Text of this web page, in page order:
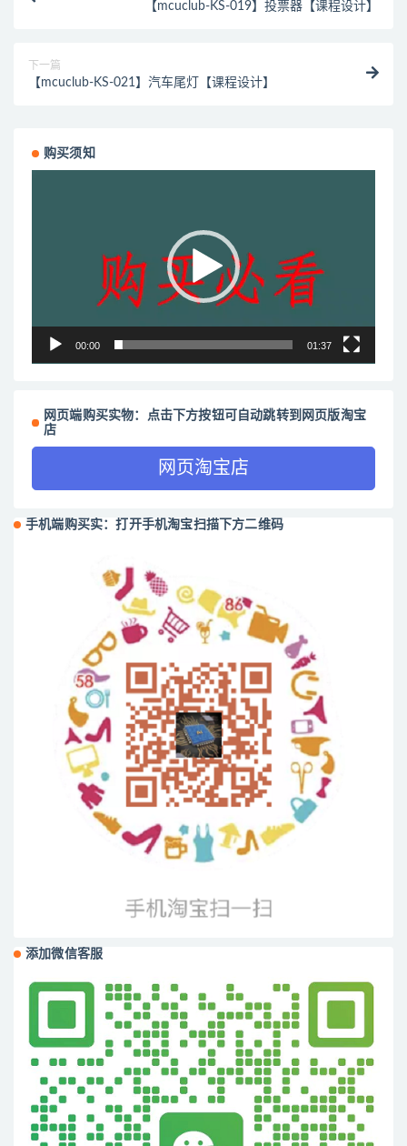
【mcuclub-KS-019】投票器【课程设计】
下一篇
【mcuclub-KS-021】汽车尾灯【课程设计】
购买须知
00:00 01:37
网页端购买实物：点击下方按钮可自动跳转到网页版淘宝
店
网页淘宝店
手机端购买实：打开手机淘宝扫描下方二维码
添加微信客服